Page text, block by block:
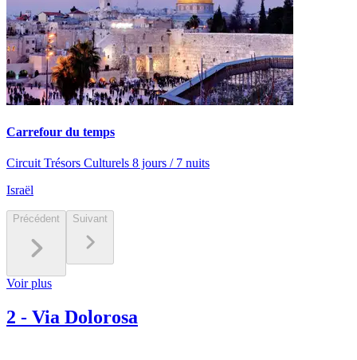
Carrefour du temps
Circuit Trésors Culturels 8 jours / 7 nuits
Israël
Précédent Suivant
Voir plus
2 - Via Dolorosa